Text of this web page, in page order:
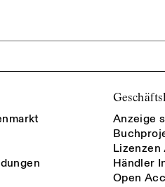
Anzeige
Händler
Open